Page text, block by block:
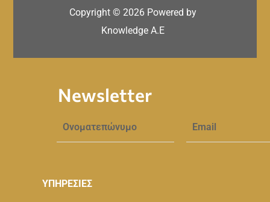
Copyright © 2026 Powered by
Knowledge A.E
Newsletter
ΥΠΗΡΕΣΙΕΣ